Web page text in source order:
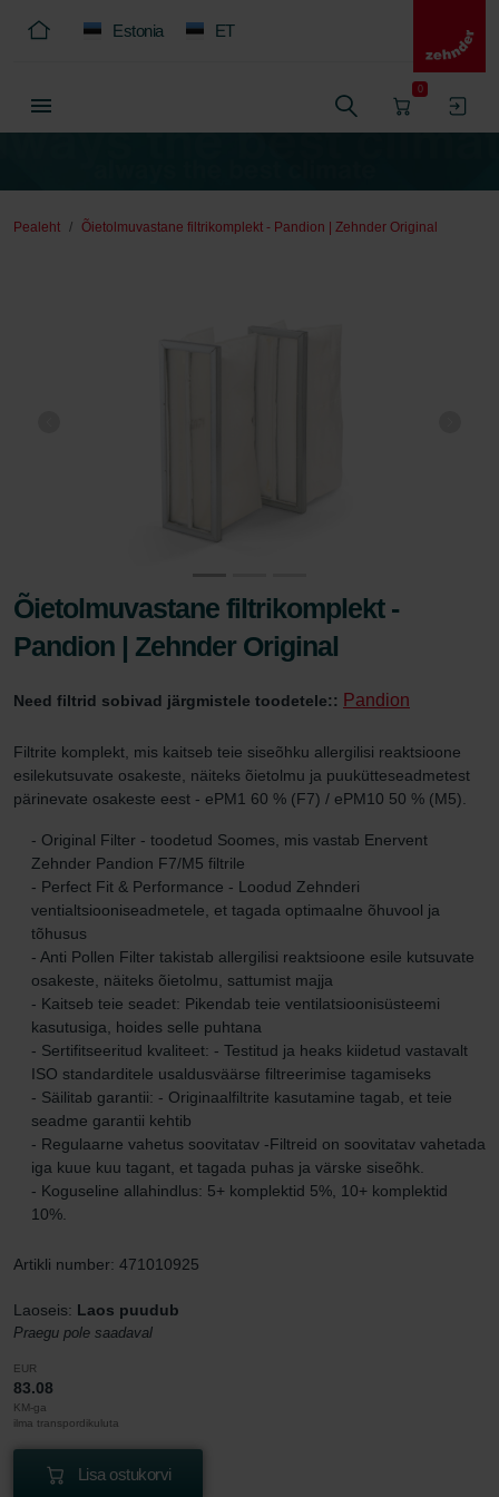
Estonia ET
0
Pealeht Õietolmuvastane filtrikomplekt - Pandion | Zehnder Original
Õietolmuvastane filtrikomplekt -
Pandion | Zehnder Original
Need filtrid sobivad järgmistele toodetele:: Pandion
Filtrite komplekt, mis kaitseb teie siseõhku allergilisi reaktsioone
esilekutsuvate osakeste, näiteks õietolmu ja puukütteseadmetest
pärinevate osakeste eest - ePM1 60 % (F7) / ePM10 50 % (M5).
- Original Filter - toodetud Soomes, mis vastab Enervent
Zehnder Pandion F7/M5 filtrile
- Perfect Fit & Performance - Loodud Zehnderi
ventialtsiooniseadmetele, et tagada optimaalne õhuvool ja
tõhusus
- Anti Pollen Filter takistab allergilisi reaktsioone esile kutsuvate
osakeste, näiteks õietolmu, sattumist majja
- Kaitseb teie seadet: Pikendab teie ventilatsioonisüsteemi
kasutusiga, hoides selle puhtana
- Sertifitseeritud kvaliteet: - Testitud ja heaks kiidetud vastavalt
ISO standarditele usaldusväärse filtreerimise tagamiseks
- Säilitab garantii: - Originaalfiltrite kasutamine tagab, et teie
seadme garantii kehtib
- Regulaarne vahetus soovitatav -Filtreid on soovitatav vahetada
iga kuue kuu tagant, et tagada puhas ja värske siseõhk.
- Koguseline allahindlus: 5+ komplektid 5%, 10+ komplektid
10%.
Artikli number: 471010925
Laoseis: Laos puudub
Praegu pole saadaval
EUR
83.08
KM-ga
ilma transpordikuluta
Lisa ostukorvi